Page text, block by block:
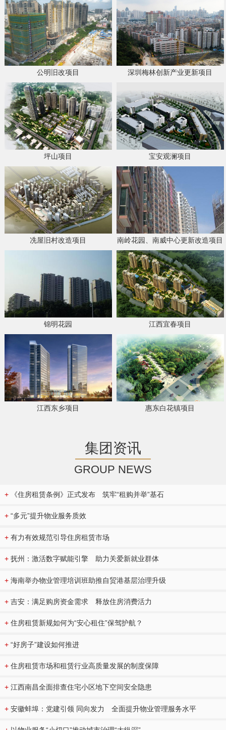
公明旧改项目 深圳梅林创新产业更新项目
坪山项目 宝安观澜项目
冼屋旧村改造项目 南岭花园、南威中心更新改造项目
锦明花园 江西宜春项目
江西东乡项目 惠东白花镇项目
集团资讯
GROUP NEWS
+ 《住房租赁条例》正式发布 筑牢“租购并举”基石
+ “多元”提升物业服务质效
+ 有力有效规范引导住房租赁市场
+ 抚州：激活数字赋能引擎 助力关爱新就业群体
+ 海南举办物业管理培训班助推自贸港基层治理升级
+ 吉安：满足购房资金需求 释放住房消费活力
+ 住房租赁新规如何为“安心租住”保驾护航？
+ “好房子”建设如何推进
+ 住房租赁市场和租赁行业高质量发展的制度保障
+ 江西南昌全面排查住宅小区地下空间安全隐患
+ 安徽蚌埠：党建引领 同向发力 全面提升物业管理服务水平